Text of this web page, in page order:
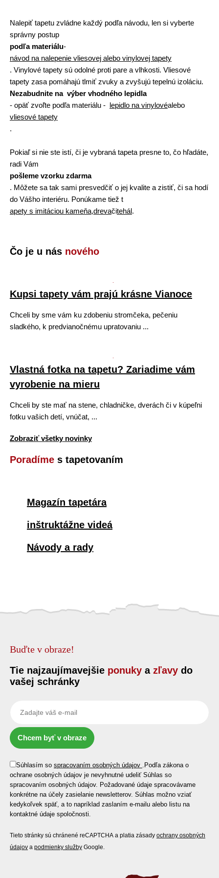
Nalepiť tapetu zvládne každý podľa návodu, len si vyberte
správny postup
podľa materiálu-
návod na nalepenie vliesovej alebo vinylovej tapety
. Vinylové tapety sú odolné proti pare a vlhkosti. Vliesové
tapety zasa pomáhajú tlmiť zvuky a zvyšujú tepelnú izoláciu.
Nezabudnite na výber vhodného lepidla
- opäť zvoľte podľa materiálu - lepidlo na vinylovéalebo
vliesové tapety
.
Pokiaľ si nie ste istí, či je vybraná tapeta presne to, čo hľadáte,
radi Vám
pošleme vzorku zdarma
. Môžete sa tak sami presvedčiť o jej kvalite a zistiť, či sa hodí
do Vášho interiéru. Ponúkame tiež t
apety s imitáciou kameňa,drevačitehál.
Čo je u nás nového
Kupsi tapety vám prajú krásne Vianoce
Chceli by sme vám ku zdobeniu stromčeka, pečeniu
sladkého, k predvianočnému upratovaniu ...
Vlastná fotka na tapetu? Zariadime vám
vyrobenie na mieru
Chceli by ste mať na stene, chladničke, dverách či v kúpeľni
fotku vašich detí, vnúčat, ...
Zobraziť všetky novinky
Poradíme s tapetovaním
Magazín tapetára
inštruktážne videá
Návody a rady
Buďte v obraze!
Tie najzaujímavejšie ponuky a zľavy do
vašej schránky
Chcem byť v obraze
Súhlasím so spracovaním osobných údajov . Podľa zákona o
ochrane osobných údajov je nevyhnutné udeliť Súhlas so
spracovaním osobných údajov. Požadované údaje spracovávame
konkrétne na účely zasielanie newsletterov. Súhlas možno vziať
kedykoľvek späť, a to napríklad zaslaním e-mailu alebo listu na
kontaktné údaje spoločnosti.
Tieto stránky sú chránené reCAPTCHA a platia zásady ochrany osobných
údajov a podmienky služby Google.